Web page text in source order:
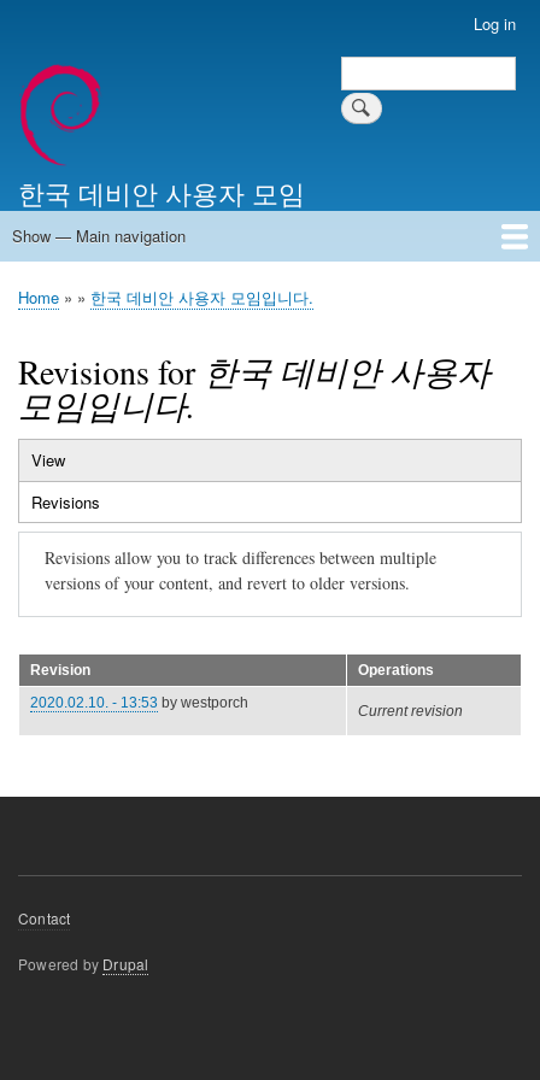
account
menu
Log in
Search
한국 데비안 사용자 모임
Main
Show — Main navigation
Home
알리는 말씀
최근 게시물
위키 문서
미러 서버
Breadcrumb
Home 한국 데비안 사용자 모임입니다.
Revisions for 한국 데비안 사용자
모임입니다.
Primary
tabs
View
Revisions
tab)
Revisions allow you to track differences between multiple
versions of your content, and revert to older versions.
Revision
Operations
2020.02.10. - 13:53 by westporch Current revision
Footer
Contact
Powered by Drupal